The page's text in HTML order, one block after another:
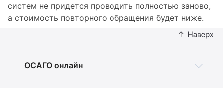
систем не придется проводить полностью заново,
а стоимость повторного обращения будет ниже.
ОСАГО онлайн